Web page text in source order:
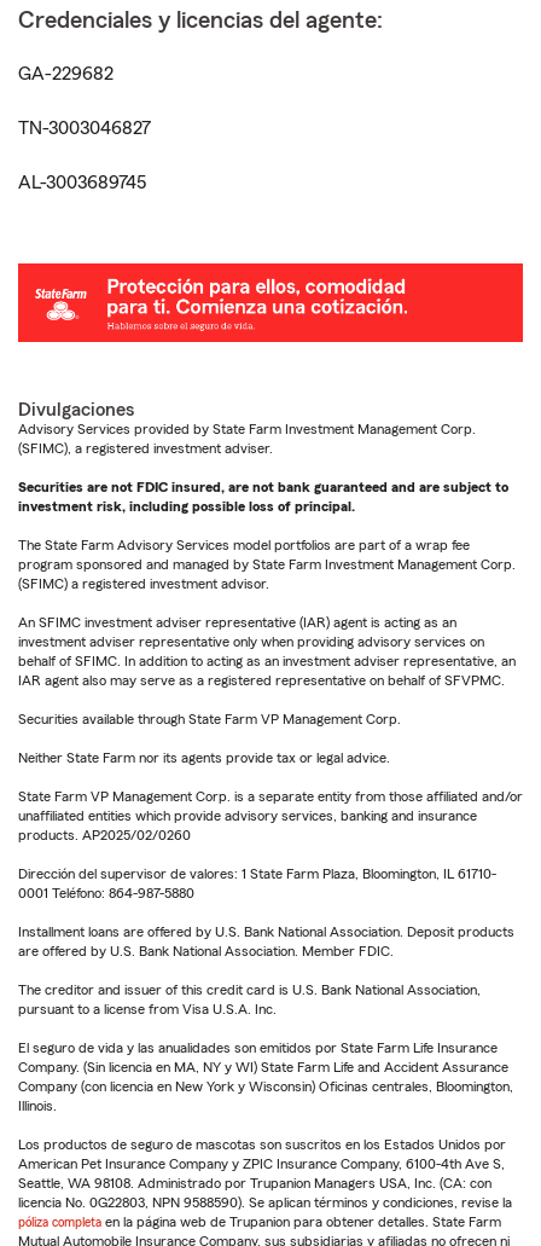
Credenciales y licencias del agente:
GA-229682
TN-3003046827
AL-3003689745
Divulgaciones
Advisory Services provided by State Farm Investment Management Corp.
(SFIMC), a registered investment adviser.
Securities are not FDIC insured, are not bank guaranteed and are subject to
investment risk, including possible loss of principal.
The State Farm Advisory Services model portfolios are part of a wrap fee
program sponsored and managed by State Farm Investment Management Corp.
(SFIMC) a registered investment advisor.
An SFIMC investment adviser representative (IAR) agent is acting as an
investment adviser representative only when providing advisory services on
behalf of SFIMC. In addition to acting as an investment adviser representative, an
IAR agent also may serve as a registered representative on behalf of SFVPMC.
Securities available through State Farm VP Management Corp.
Neither State Farm nor its agents provide tax or legal advice.
State Farm VP Management Corp. is a separate entity from those affiliated and/or
unaffiliated entities which provide advisory services, banking and insurance
products. AP2025/02/0260
Dirección del supervisor de valores: 1 State Farm Plaza, Bloomington, IL 61710-
0001 Teléfono: 864-987-5880
Installment loans are offered by U.S. Bank National Association. Deposit products
are offered by U.S. Bank National Association. Member FDIC.
The creditor and issuer of this credit card is U.S. Bank National Association,
pursuant to a license from Visa U.S.A. Inc.
El seguro de vida y las anualidades son emitidos por State Farm Life Insurance
Company. (Sin licencia en MA, NY y WI) State Farm Life and Accident Assurance
Company (con licencia en New York y Wisconsin) Oficinas centrales, Bloomington,
Illinois.
Los productos de seguro de mascotas son suscritos en los Estados Unidos por
American Pet Insurance Company y ZPIC Insurance Company, 6100-4th Ave S,
Seattle, WA 98108. Administrado por Trupanion Managers USA, Inc. (CA: con
licencia No. 0G22803, NPN 9588590). Se aplican términos y condiciones, revise la
póliza completa en la página web de Trupanion para obtener detalles. State Farm
Mutual Automobile Insurance Company, sus subsidiarias y afiliadas no ofrecen ni